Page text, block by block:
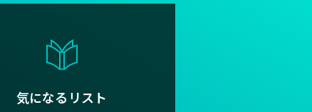
気になるリスト